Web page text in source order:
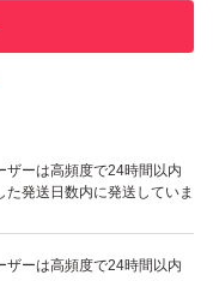
実績があります
ザーは高頻度で24時間以内
た発送日数内に発送していま
ザーは高頻度で24時間以内